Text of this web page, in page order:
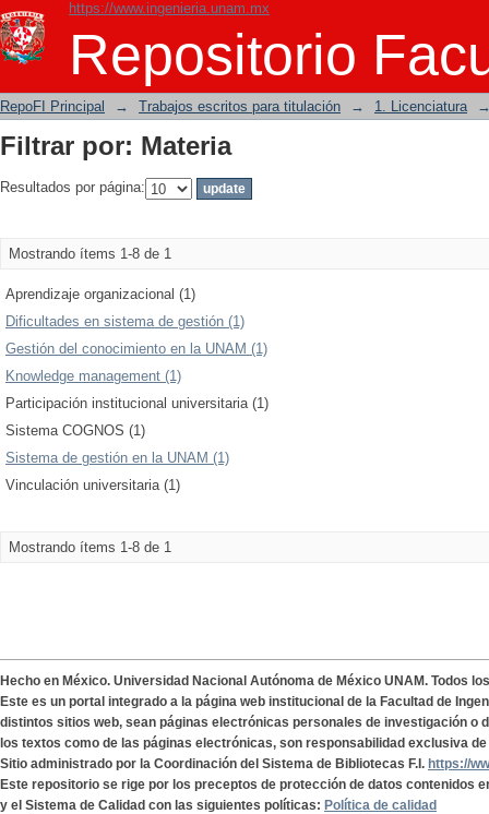
https://www.ingenieria.unam.mx
Repositorio
Filtrar por: Materia
RepoFI Principal → Trabajos escritos para titulación → 1. Licenciatura
Filtrar por: Materia
Resultados por página:
Mostrando ítems 1-8 de 1
Aprendizaje organizacional (1)
Dificultades en sistema de gestión (1)
Gestión del conocimiento en la UNAM (1)
Knowledge management (1)
Participación institucional universitaria (1)
Sistema COGNOS (1)
Sistema de gestión en la UNAM (1)
Vinculación universitaria (1)
Mostrando ítems 1-8 de 1
Hecho en México. Universidad Nacional Autónoma de México UNAM. Todos
Este es un portal integrado a la página web institucional de la Facultad de
distintos sitios web, sean páginas electrónicas personales de investigación o
los textos como de las páginas electrónicas, son responsabilidad exclusiva
Sitio administrado por la Coordinación del Sistema de Bibliotecas F.I. https://
Este repositorio se rige por los preceptos de protección de datos contenidos
y el Sistema de Calidad con las siguientes políticas: Política de calidad